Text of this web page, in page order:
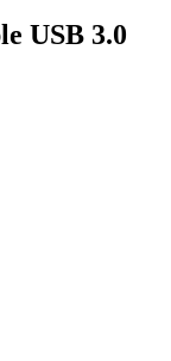
USB 3.0